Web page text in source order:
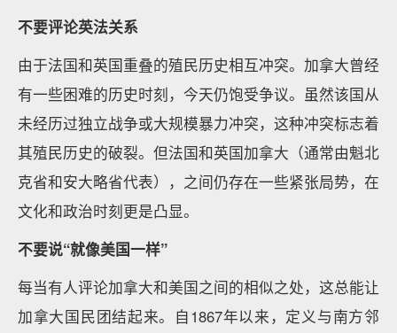
不要评论英法关系
由于法国和英国重叠的殖民历史相互冲突。加拿大曾经
有一些困难的历史时刻，今天仍饱受争议。虽然该国从
未经历过独立战争或大规模暴力冲突，这种冲突标志着
其殖民历史的破裂。但法国和英国加拿大（通常由魁北
克省和安大略省代表），之间仍存在一些紧张局势，在
文化和政治时刻更是凸显。
不要说“就像美国一样”
每当有人评论加拿大和美国之间的相似之处，这总能让
加拿大国民团结起来。自1867年以来，定义与南方邻